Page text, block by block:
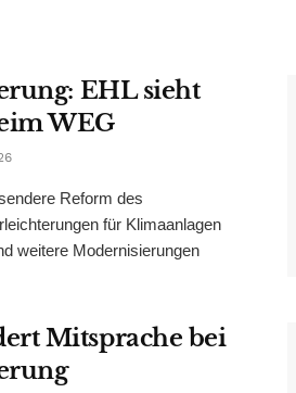
EHL sieht
WEG
Reform des
für Klimaanlagen
weitere Modernisierungen
Mitsprache bei